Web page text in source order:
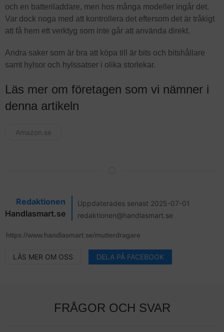
och en batteriladdare, men hos många modeller ingår det.
Var dock noga med att kontrollera det eftersom det är tråkigt
att få hem ett verktyg som inte går att använda direkt.
Andra saker som är bra att köpa till är bits och bitshållare
samt hylsor och hylssatser i olika storlekar.
Läs mer om företagen som vi nämner i
denna artikeln
Amazon.se
Redaktionen
Handlasmart.se
Uppdaterades senast 2025-07-01
redaktionen@handlasmart.se
LÄS MER OM OSS DELA PÅ FACEBOOK
FRÅGOR OCH SVAR